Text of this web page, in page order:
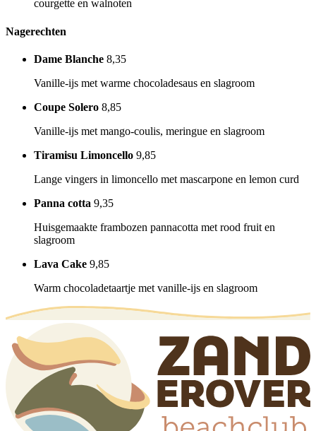
courgette en walnoten
Nagerechten
Dame Blanche 8,35
Vanille-ijs met warme chocoladesaus en slagroom
Coupe Solero 8,85
Vanille-ijs met mango-coulis, meringue en slagroom
Tiramisu Limoncello 9,85
Lange vingers in limoncello met mascarpone en lemon curd
Panna cotta 9,35
Huisgemaakte frambozen pannacotta met rood fruit en
slagroom
Lava Cake 9,85
Warm chocoladetaartje met vanille-ijs en slagroom